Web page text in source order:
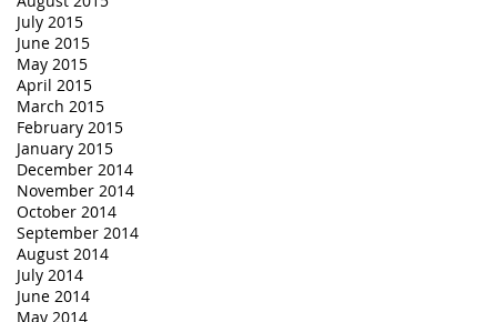
July 2015
June 2015
May 2015
April 2015
March 2015
February 2015
January 2015
December 2014
November 2014
October 2014
September 2014
August 2014
July 2014
June 2014
May 2014